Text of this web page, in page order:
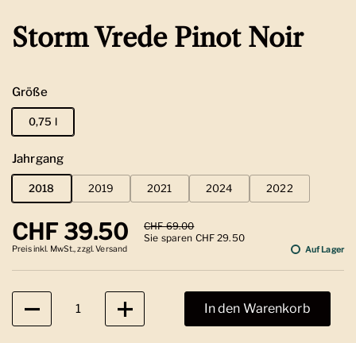
Storm Vrede Pinot Noir
Größe
0,75 l
Jahrgang
2018 2019 2021 2024 2022
Regulärer Preis
CHF 39.50 Sale-Preis
CHF 69.00
Sie sparen CHF 29.50
Preis inkl. MwSt., zzgl. Versand Auf Lager
Anzahl
In den Warenkorb